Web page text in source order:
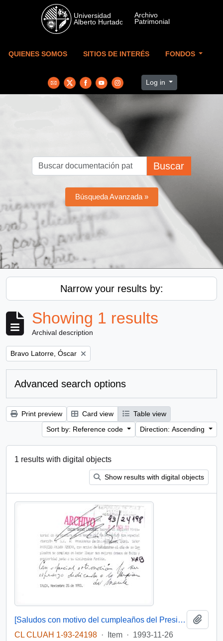
Skip to main content
QUIENES SOMOS SITIOS DE INTERÉS FONDOS
Log in
Buscar
Búsqueda Avanzada »
Narrow your results by:
Showing 1 results
Archival description
Remove filter:
Bravo Latorre, Óscar
Advanced search options
Print preview Card view
Table view
Sort by: Reference code
Direction: Ascending
1 results with digital objects
Show results with digital objects
[Saludos con motivo del cumpleaños del Presidente]
CL CLUAH 1-93-24198 · Item · 1993-11-26